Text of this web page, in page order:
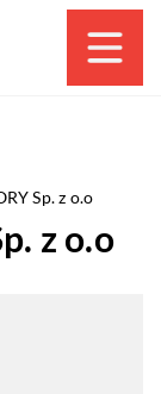
Sp. z o.o
z o.o